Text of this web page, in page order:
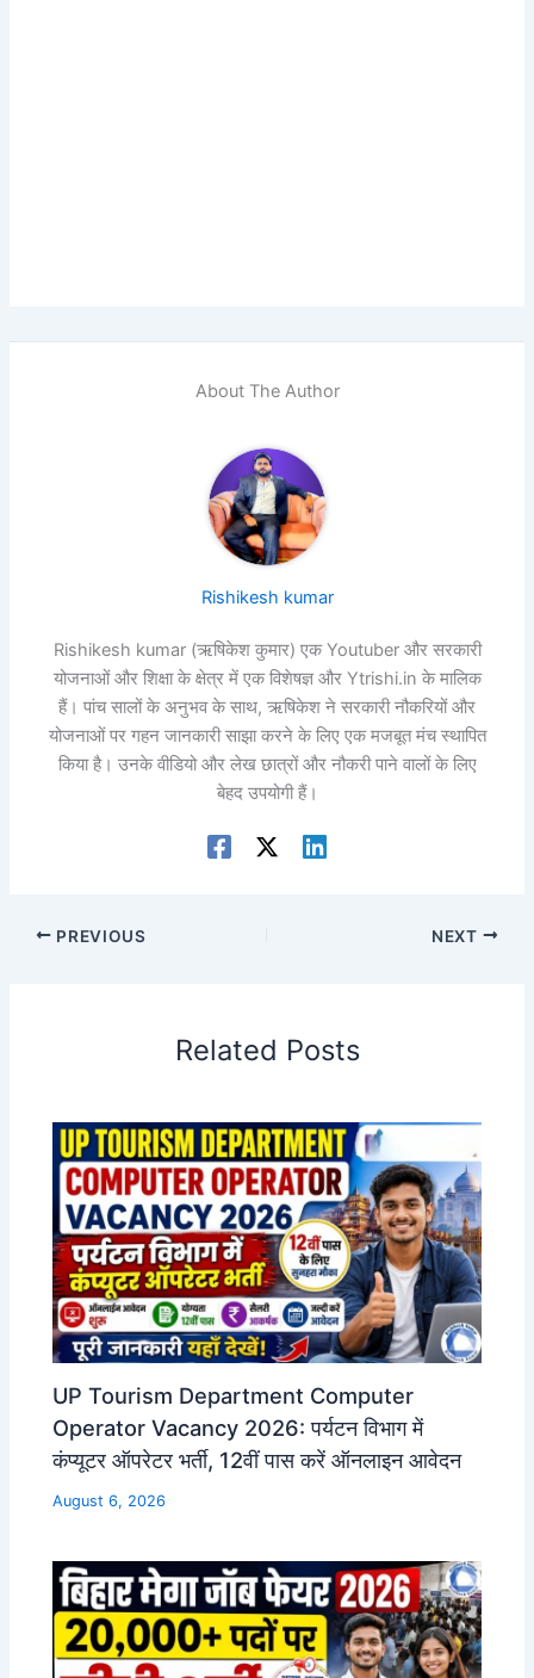
About The Author
Rishikesh kumar
Rishikesh kumar (ऋषिकेश कुमार) एक Youtuber और सरकारी
योजनाओं और शिक्षा के क्षेत्र में एक विशेषज्ञ और Ytrishi.in के मालिक
हैं। पांच सालों के अनुभव के साथ, ऋषिकेश ने सरकारी नौकरियों और
योजनाओं पर गहन जानकारी साझा करने के लिए एक मजबूत मंच स्थापित
किया है। उनके वीडियो और लेख छात्रों और नौकरी पाने वालों के लिए
बेहद उपयोगी हैं।
PREVIOUS NEXT
Related Posts
UP Tourism Department Computer
Operator Vacancy 2026: पर्यटन विभाग में
कंप्यूटर ऑपरेटर भर्ती, 12वीं पास करें ऑनलाइन आवेदन
August 6, 2026